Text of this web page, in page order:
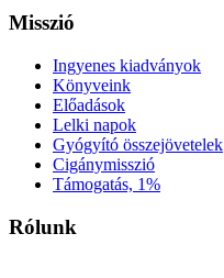
Misszió
Ingyenes kiadványok
Könyveink
Előadások
Lelki napok
Gyógyító összejövetelek
Cigánymisszió
Támogatás, 1%
Rólunk